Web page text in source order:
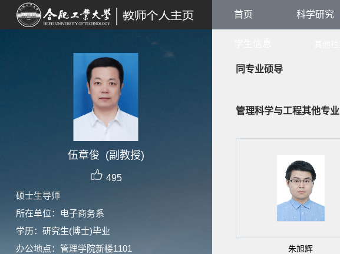
伍章俊 (副教授)
495
硕士生导师
所在单位：电子商务系
学历：研究生(博士)毕业
办公地点：管理学院新楼1101
首页 科学研究
同专业硕导
管理科学与工程其他专业
朱旭辉